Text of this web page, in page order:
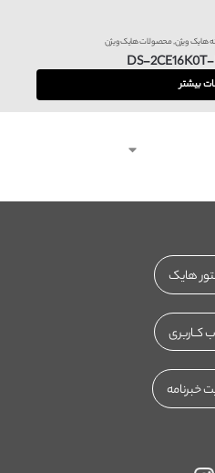
هایک ویژن,محصولات هایک ویژن
بیشتر
هایک
کــاربری
خبرنامه